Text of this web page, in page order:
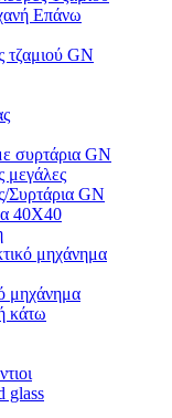
Επάνω
τζαμιού GN
συρτάρια GN
μεγάλες
Συρτάρια GN
40Χ40
μηχάνημα
μηχάνημα
κάτω
glass